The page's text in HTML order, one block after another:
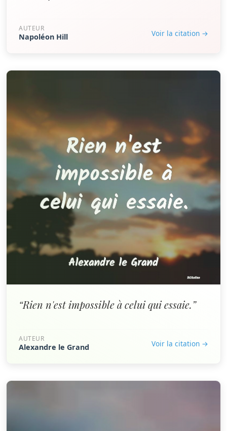
AUTEUR
Napoléon Hill Voir la citation →
“Rien n'est impossible à celui qui essaie.”
AUTEUR
Alexandre le Grand Voir la citation →